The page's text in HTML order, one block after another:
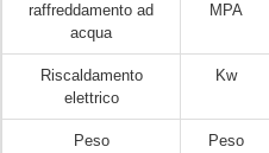
raffreddamento ad
acqua
MPA
Riscaldamento
elettrico
Kw
Peso
Peso